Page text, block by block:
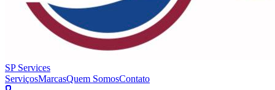
SP Services
ServiçosMarcasQuem SomosContato